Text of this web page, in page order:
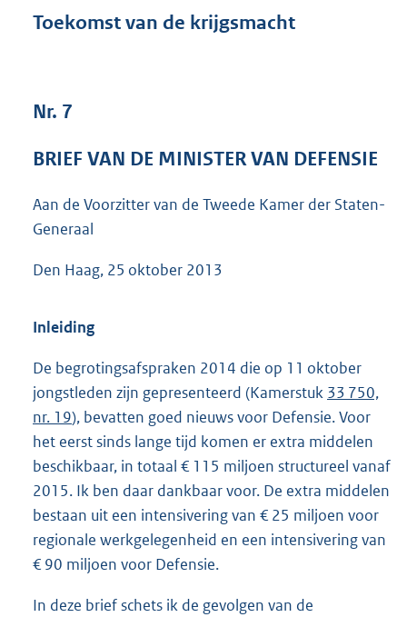
s
e
8
Toekomst van de krijgsmacht
Nr. 7
BRIEF VAN DE MINISTER VAN DEFENSIE
Aan de Voorzitter van de Tweede Kamer der Staten-
Generaal
Den Haag, 25 oktober 2013
Inleiding
De begrotingsafspraken 2014 die op 11 oktober
jongstleden zijn gepresenteerd (Kamerstuk 33 750,
nr. 19), bevatten goed nieuws voor Defensie. Voor
het eerst sinds lange tijd komen er extra middelen
beschikbaar, in totaal € 115 miljoen structureel vanaf
2015. Ik ben daar dankbaar voor. De extra middelen
bestaan uit een intensivering van € 25 miljoen voor
regionale werkgelegenheid en een intensivering van
€ 90 miljoen voor Defensie.
In deze brief schets ik de gevolgen van de